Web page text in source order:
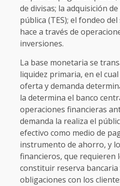
de divisas; la adquisición
pública (TES); el fondeo
hace a través de
inversiones.
La base monetaria se
liquidez primaria, en el
oferta y demanda
la determina el banco
operaciones financieras
demanda la realiza el
efectivo como medio de
instrumento de ahorro, y
financieros, que requieren
constituir reserva bancaria
obligaciones con los